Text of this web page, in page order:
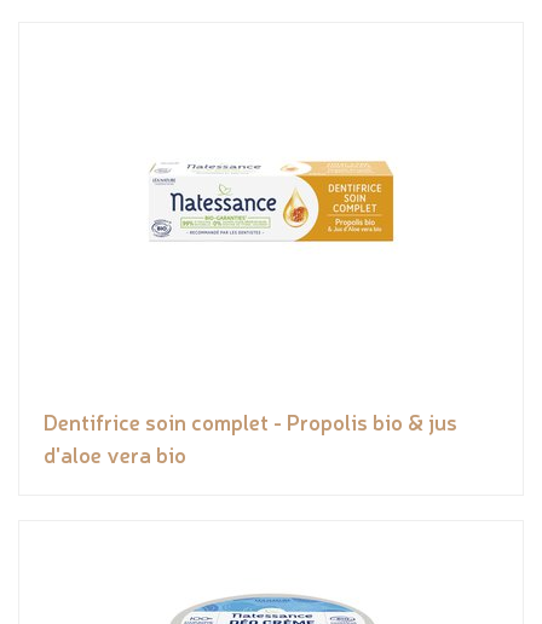
Dentifrice soin complet - Propolis bio & jus
d'aloe vera bio